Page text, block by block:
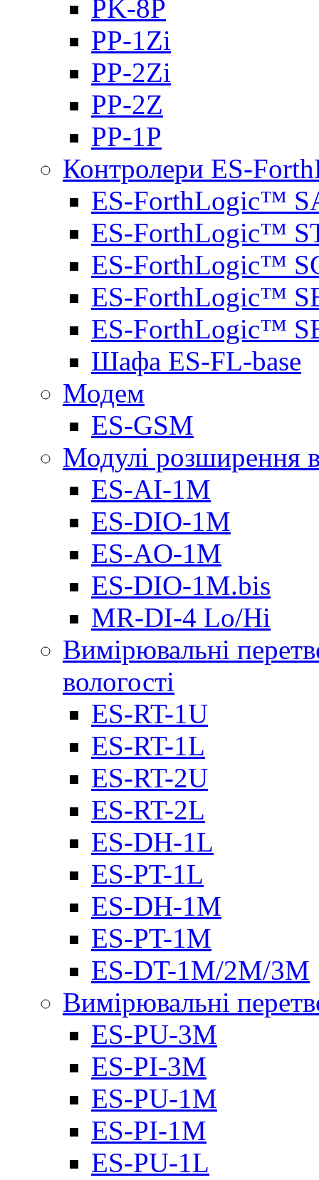
PK-8P
PP-1Zi
PP-2Zi
PP-2Z
PP-1P
Контролери ES-
ES-ForthLogic™
ES-ForthLogic™
ES-ForthLogic™
ES-ForthLogic™
ES-ForthLogic™
Шафа ES-FL-base
Модем
ES-GSM
Модулі розширення
ES-AI-1M
ES-DIO-1М
ES-AO-1М
ES-DIO-1M.bis
MR-DI-4 Lo/Hi
Вимірювальні
вологості
ES-RT-1U
ES-RT-1L
ES-RT-2U
ES-RT-2L
ES-DH-1L
ES-PT-1L
ES-DH-1M
ES-PT-1M
ES-DT-1M/2M/3M
Вимірювальні
ES-PU-3M
ES-PI-3M
ES-PU-1M
ES-PI-1M
ES-PU-1L